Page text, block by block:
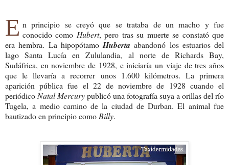
E n principio se creyó que se trataba de un macho y fue
conocido como Hubert, pero tras su muerte se constató que
era hembra. La hipopótamo Huberta abandonó los estuarios del
lago Santa Lucía en Zululandia, al norte de Richards Bay,
Sudáfrica, en noviembre de 1928, e iniciaría un viaje de tres años
que le llevaría a recorrer unos 1.600 kilómetros. La primera
aparición pública fue el 22 de noviembre de 1928 cuando el
periódico Natal Mercurypublicó una fotografía suya a orillas del río
Tugela, a medio camino de la ciudad de Durban. El animal fue
bautizado en principio como Billy.